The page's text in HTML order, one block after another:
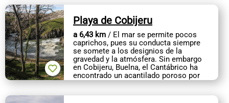
Playa de Cobijeru
a 6,43 km / El mar se permite pocos
caprichos, pues su conducta siempre
se somete a los designios de la
gravedad y la atmósfera. Sin embargo
en Cobijeru, Buelna, el Cantábrico ha
encontrado un acantilado poroso por
el...